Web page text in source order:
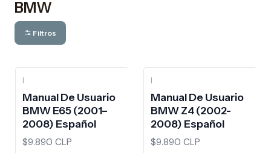
BMW
Filtros
|
Manual De Usuario
BMW E65 (2001–
2008) Español
$9.890 CLP
|
Manual De Usuario
BMW Z4 (2002-
2008) Español
$9.890 CLP